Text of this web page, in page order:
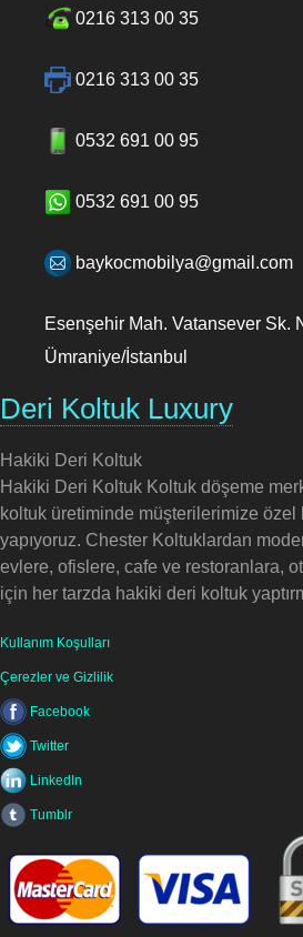
0216 313 00 35
0216 313 00 35
0532 691 00 95
0532 691 00 95
baykocmobilya@gmail.com
Esenşehir Mah. Vatansever Sk.
Ümraniye/İstanbul
Deri Koltuk Luxury
Hakiki Deri Koltuk
Hakiki Deri Koltuk Koltuk döşeme
koltuk üretiminde müşterilerimize
yapıyoruz. Chester Koltuklardan
evlere, ofislere, cafe ve restoranlara,
için her tarzda hakiki deri koltuk
Kullanım Koşulları
Çerezler ve Gizlilik
Facebook
Twitter
LinkedIn
Tumblr